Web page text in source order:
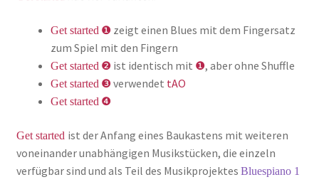
Get started ❶zeigt einen Blues mit dem Fingersatz
zum Spiel mit den Fingern
Get started ❷ist identisch mit ❶, aber ohne Shuffle
Get started ❸verwendet tAO
Get started ❹
Get started ist der Anfang eines Baukastens mit weiteren
voneinander unabhängigen Musikstücken, die einzeln
verfügbar sind und als Teil des Musikprojektes Bluespiano 1